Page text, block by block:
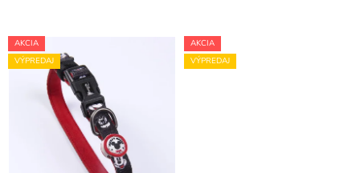
AKCIA
VÝPREDAJ
AKCIA
VÝPREDAJ